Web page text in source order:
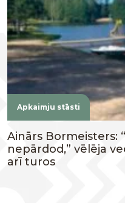
Apkaimju stāsti
Ainārs Bormeisters:
nepārdod,” vēlēja
arī turos